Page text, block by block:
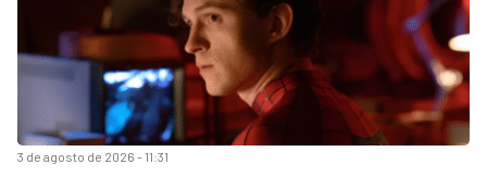
3 de agosto de 2026 - 11:31